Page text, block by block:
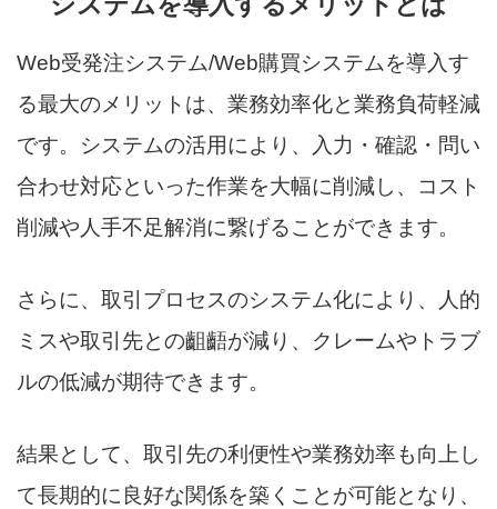
Web受発注システム/Web購買システムを導入す
る最大のメリットは、業務効率化と業務負荷軽減
です。システムの活用により、入力・確認・問い
合わせ対応といった作業を大幅に削減し、コスト
削減や人手不足解消に繋げることができます。
さらに、取引プロセスのシステム化により、人的
ミスや取引先との齟齬が減り、クレームやトラブ
ルの低減が期待できます。
結果として、取引先の利便性や業務効率も向上し
て長期的に良好な関係を築くことが可能となり、